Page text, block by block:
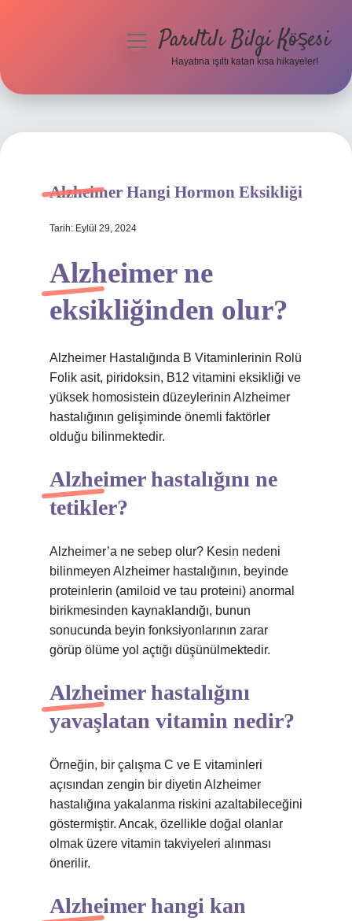
Hakkımızda
menüyüParıltılı Bilgi Köşesi
Hayatına ışıltı katan kısa hikayeler!
Alzheimer Hangi Hormon Eksikliği
Tarih: Eylül 29, 2024
Alzheimer ne
eksikliğinden olur?
Alzheimer Hastalığında B Vitaminlerinin Rolü
Folik asit, piridoksin, B12 vitamini eksikliği ve
yüksek homosistein düzeylerinin Alzheimer
hastalığının gelişiminde önemli faktörler
olduğu bilinmektedir.
Alzheimer hastalığını ne
tetikler?
Alzheimer’a ne sebep olur? Kesin nedeni
bilinmeyen Alzheimer hastalığının, beyinde
proteinlerin (amiloid ve tau proteini) anormal
birikmesinden kaynaklandığı, bunun
sonucunda beyin fonksiyonlarının zarar
görüp ölüme yol açtığı düşünülmektedir.
Alzheimer hastalığını
yavaşlatan vitamin nedir?
Örneğin, bir çalışma C ve E vitaminleri
açısından zengin bir diyetin Alzheimer
hastalığına yakalanma riskini azaltabileceğini
göstermiştir. Ancak, özellikle doğal olanlar
olmak üzere vitamin takviyeleri alınması
önerilir.
Alzheimer hangi kan